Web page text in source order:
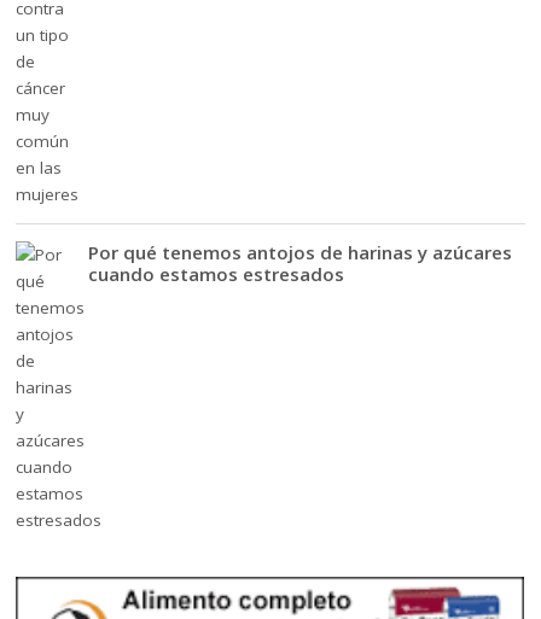
Por qué tenemos antojos de harinas y azúcares
cuando estamos estresados